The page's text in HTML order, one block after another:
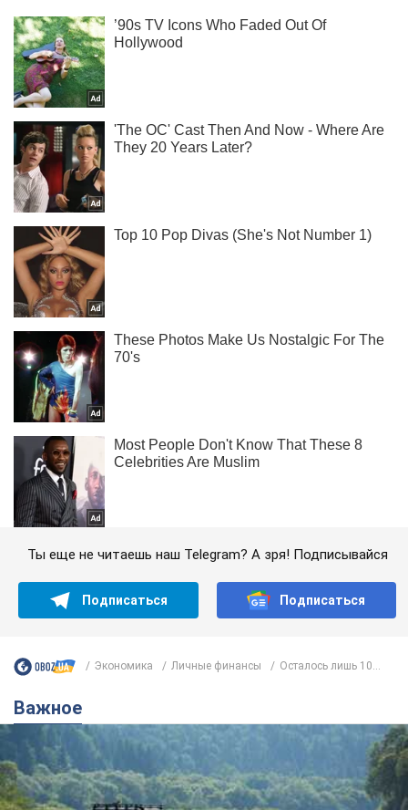
Ты еще не читаешь наш Telegram? А зря! Подписывайся
Подписаться Подписаться
Экономика Личные финансы Осталось лишь 10...
Важное